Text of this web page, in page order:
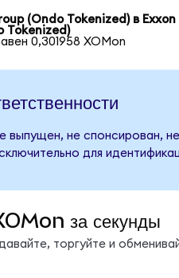
(Ondo Tokenized) в Exxon
Tokenized)
0,301958 XOMon
выпущен, не спонсирован,
для
за секунды
торгуйте и